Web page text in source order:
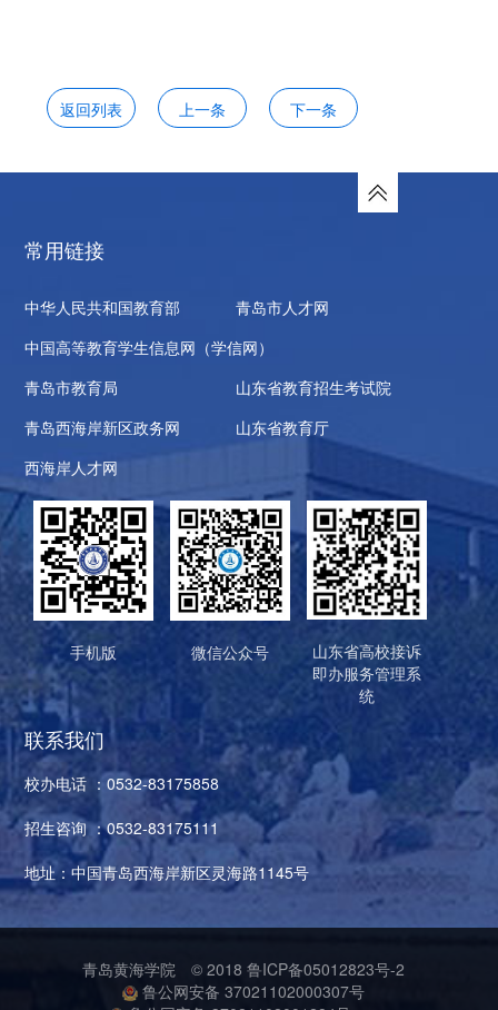
返回列表 上一条 下一条
常用链接
中华人民共和国教育部
青岛市人才网
中国高等教育学生信息网（学信网）
青岛市教育局
山东省教育招生考试院
青岛西海岸新区政务网
山东省教育厅
西海岸人才网
手机版 微信公众号
山东省高校接诉
即办服务管理系
统
联系我们
校办电话 ：0532-83175858
招生咨询 ：0532-83175111
地址：中国青岛西海岸新区灵海路1145号
青岛黄海学院 © 2018 鲁ICP备05012823号-2
鲁公网安备 37021102000307号